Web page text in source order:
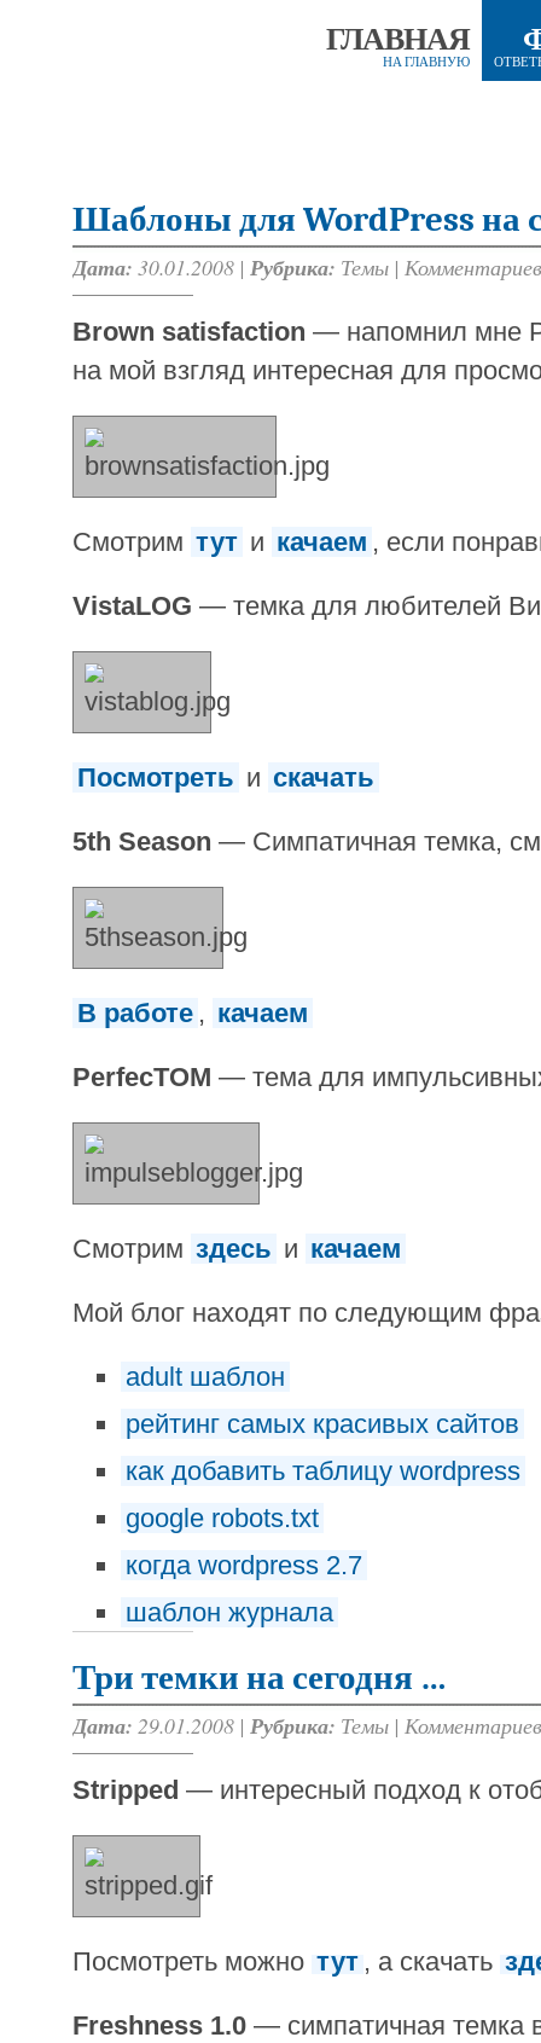
ГЛАВНАЯ
НА ГЛАВНУЮ
Шаблоны для WordPress на
Дата: 30.01.2008 | Рубрика: Темы |
Brown satisfaction — напомнил мне
на мой взгляд интересная для
Смотрим тут и качаем , если
VistaLOG — темка для любителей
Посмотреть и скачать
5th Season — Симпатичная темка,
В работе , качаем
PerfecTOM — тема для
Смотрим здесь и качаем
Мой блог находят по следующим
adult шаблон
рейтинг самых красивых сайтов
как добавить таблицу wordpress
google robots.txt
когда wordpress 2.7
шаблон журнала
Три темки на сегодня …
Дата: 29.01.2008 | Рубрика: Темы |
Stripped — интересный подход к
Посмотреть можно тут , а скачать
Freshness 1.0 — симпатичная темка